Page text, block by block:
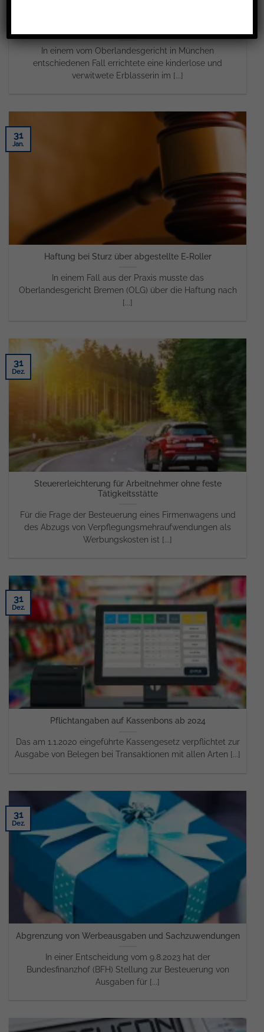
In einem vom Oberlandesgericht in München
entschiedenen Fall errichtete eine kinderlose und
verwitwete Erblasserin im [...]
Haftung bei Sturz über abgestellte E-Roller
In einem Fall aus der Praxis musste das
Oberlandesgericht Bremen (OLG) über die Haftung nach
[...]
31
Jan.
Steuererleichterung für Arbeitnehmer ohne feste
Tätigkeitsstätte
Für die Frage der Besteuerung eines Firmenwagens und
des Abzugs von Verpflegungsmehraufwendungen als
Werbungskosten ist [...]
31
Dez.
Pflichtangaben auf Kassenbons ab 2024
Das am 1.1.2020 eingeführte Kassengesetz verpflichtet zur
Ausgabe von Belegen bei Transaktionen mit allen Arten [...]
31
Dez.
Abgrenzung von Werbeausgaben und Sachzuwendungen
In einer Entscheidung vom 9.8.2023 hat der
Bundesfinanzhof (BFH) Stellung zur Besteuerung von
Ausgaben für [...]
31
Dez.